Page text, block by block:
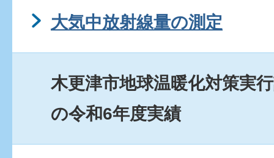
大気中放射線量の測定
木更津市地球温暖化対策実
の令和6年度実績